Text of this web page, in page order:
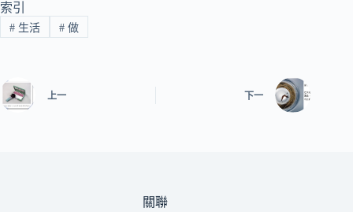
索引
#生活 #做
上一 下一
關聯